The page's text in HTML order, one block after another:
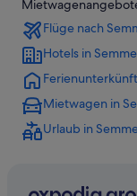
Hotels nahe
Breitenstein Hotels
Lodges in
Hotels nahe
Maria Schutz Hotels
Safarizelte in
Flüge nach
Hotels in
Mietwagen in
Urlaub in